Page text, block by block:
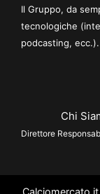
Il Gruppo, da
tecnologiche
podcasting, ecc.).
Chi
Direttore